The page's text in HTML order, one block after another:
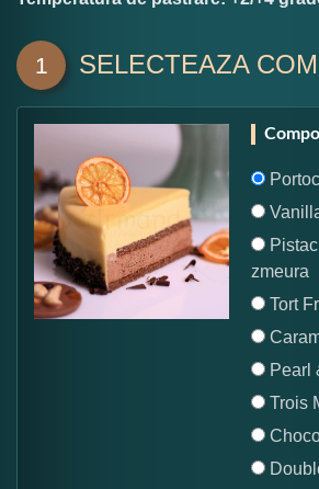
1 SELECTEAZA
zmeura
Tort
Pearl
Trois